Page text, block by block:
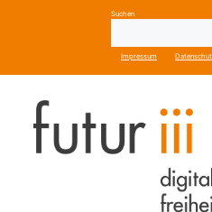
Suchen
Impressum